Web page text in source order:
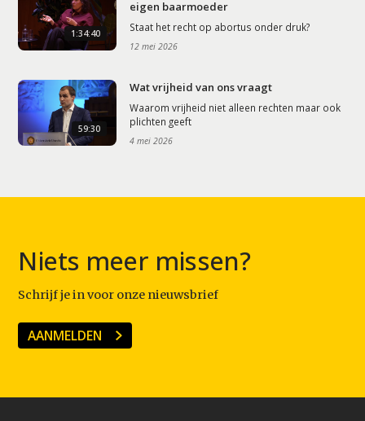
1:34:40
eigen baarmoeder
Staat het recht op abortus onder druk?
12 mei 2026
59:30
Wat vrijheid van ons vraagt
Waarom vrijheid niet alleen rechten maar ook
plichten geeft
4 mei 2026
Niets meer missen?
Schrijf je in voor onze nieuwsbrief
AANMELDEN